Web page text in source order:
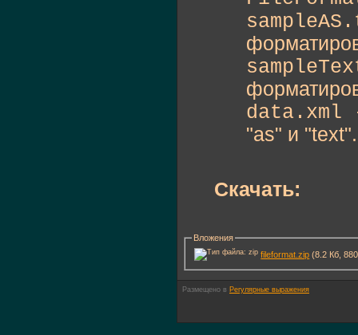
"as" и "text".
Скачать:
Вложения
fileformat.zip (8.2 Кб,
Размещено в Регулярные выражения